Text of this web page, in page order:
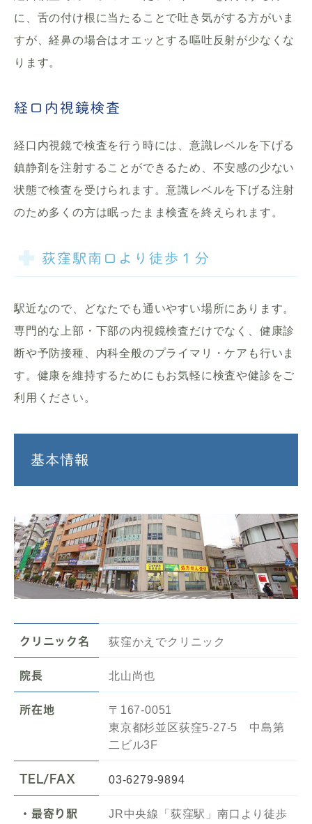
に、舌の付け根に当たることで吐き気がする方がいま
すが、経鼻の場合はオエッとする嘔吐反射が少なくな
ります。
経口内視鏡検査
経口内視鏡で検査を行う時には、意識レベルを下げる
鎮静剤を注射することができるため、不安感の少ない
状態で検査を受けられます。意識レベルを下げる注射
のため多くの方は眠ったまま検査を終えられます。
荻窪駅南口より徒歩１分
駅近なので、どなたでも通いやすい場所にあります。
専門的な上部・下部の内視鏡検査だけでなく、健康診
断や予防接種、内科全般のプライマリ・ケアも行いま
す。健康を維持するためにもお気軽に検査や健診をご
利用ください。
基本情報
クリニック名 荻窪かえでクリニック
院長 北山尚也
所在地
〒167-0051
東京都杉並区荻窪5-27-5 中島第
二ビル3F
TEL/FAX 03-6279-9894
・最寄り駅
JR中央線「荻窪駅」南口より徒歩